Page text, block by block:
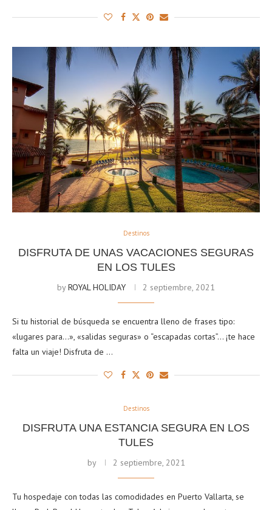
Destinos
DISFRUTA DE UNAS VACACIONES SEGURAS
EN LOS TULES
byROYAL HOLIDAY 2 septiembre, 2021
Si tu historial de búsqueda se encuentra lleno de frases tipo:
«lugares para…», «salidas seguras» o “escapadas cortas”… ¡te hace
falta un viaje! Disfruta de …
Destinos
DISFRUTA UNA ESTANCIA SEGURA EN LOS
TULES
by 2 septiembre, 2021
Tu hospedaje con todas las comodidades en Puerto Vallarta, se